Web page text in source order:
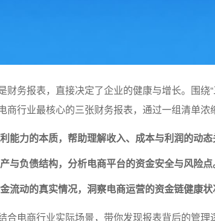
财务报表，直接决定了企业的健康与增长。围绕
行业最核心的三张财务报表，通过一组清单浓
能力的本质，帮助理解收入、成本与利润的动态
与负债结构，分析电商平台的资金安全与风险点
流动的真实情况，洞察电商运营的资金链健康状
合电商行业实际场景，带你发现报表背后的管理